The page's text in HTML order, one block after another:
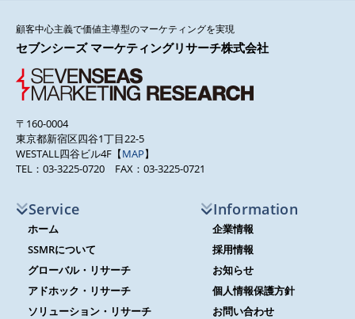
顧客中心主義で価値主導型のマーケティングを実現
セブンシーズ マーケティングリサーチ株式会社
〒160-0004
東京都新宿区四谷1丁目22-5
WESTALL四谷ビル4F【MAP】
TEL：03-3225-0720 FAX：03-3225-0721
Service
ホーム
SSMRについて
グローバル・リサーチ
アドホック・リサーチ
ソリューション・リサーチ
Information
企業情報
採用情報
お知らせ
個人情報保護方針
お問い合わせ